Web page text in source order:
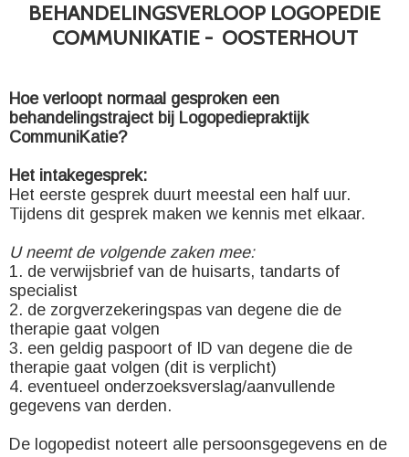
BEHANDELINGSVERLOOP LOGOPEDIE
COMMUNIKATIE - OOSTERHOUT
Hoe verloopt normaal gesproken een
behandelingstraject bij Logopediepraktijk
CommuniKatie?
Het intakegesprek:
Het eerste gesprek duurt meestal een half uur.
Tijdens dit gesprek maken we kennis met elkaar.
U neemt de volgende zaken mee:
1. de verwijsbrief van de huisarts, tandarts of
specialist
2. de zorgverzekeringspas van degene die de
therapie gaat volgen
3. een geldig paspoort of ID van degene die de
therapie gaat volgen (dit is verplicht)
4. eventueel onderzoeksverslag/aanvullende
gegevens van derden.
De logopedist noteert alle persoonsgegevens en de